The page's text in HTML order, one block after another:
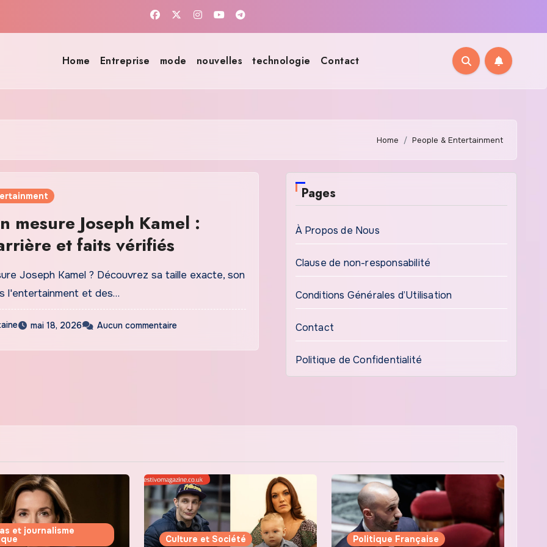
Home Entreprise mode nouvelles technologie Contact
Home People & Entertainment
mesure Joseph Kamel :
et faits vérifiés
Joseph Kamel ? Découvrez sa taille exacte, son
l'entertainment et des…
mai 18, 2026 Aucun commentaire
Pages
À Propos de Nous
Clause de non-responsabilité
Conditions Générales d’Utilisation
Contact
Politique de Confidentialité
et journalisme
Culture et Société Politique Française